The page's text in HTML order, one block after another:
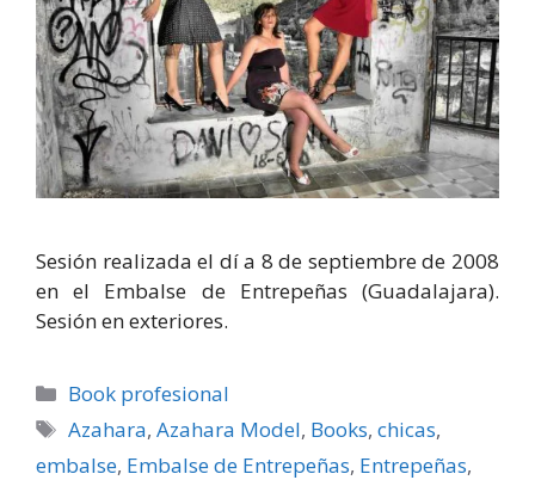
Sesión realizada el dí a 8 de septiembre de 2008
en el Embalse de Entrepeñas (Guadalajara).
Sesión en exteriores.
Categorías
Book profesional
Etiquetas
Azahara,Azahara Model, Books,chicas,
embalse, Embalse de Entrepeñas, Entrepeñas,